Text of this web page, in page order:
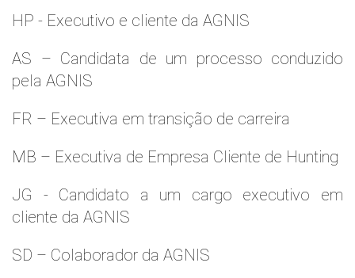
HP - Executivo e cliente da AGNIS
AS – Candidata de um processo conduzido
pela AGNIS
FR – Executiva em transição de carreira
MB – Executiva de Empresa Cliente de Hunting
JG - Candidato a um cargo executivo em
cliente da AGNIS
SD – Colaborador da AGNIS